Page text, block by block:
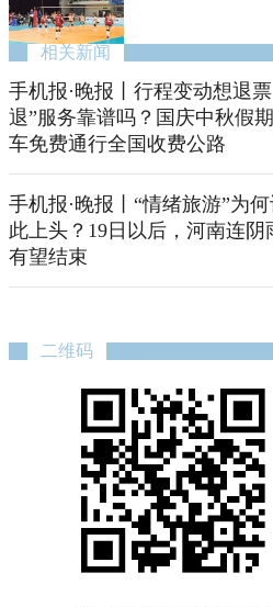
相关新闻
手机报·晚报丨行程变动想退
退”服务靠谱吗？国庆中秋假
车免费通行全国收费公路
手机报·晚报丨“情绪旅游”为
此上头？19日以后，河南连阴
有望结束
二维码